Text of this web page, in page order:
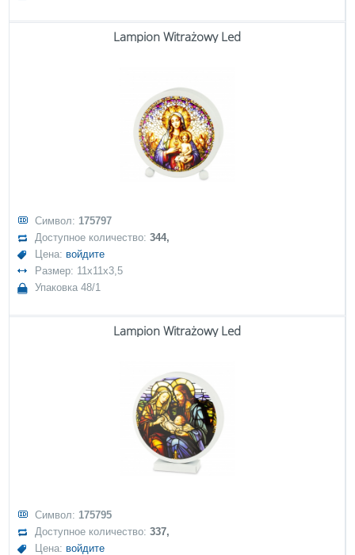
Lampion Witrażowy Led
Символ: 175797
Доступное количество:344,
Цена: войдите
Размер: 11x11x3,5
Упаковка 48/1
Lampion Witrażowy Led
Символ: 175795
Доступное количество:337,
Цена: войдите